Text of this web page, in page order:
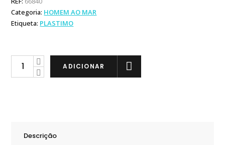
Categoria: HOMEM AO MAR
Etiqueta: PLASTIMO
Plastimo
Mosquetões
ADICIONAR
Descrição